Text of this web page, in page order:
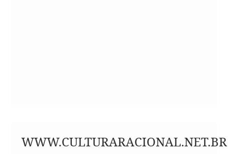
WWW.CULTURARACIONAL.NET.BR